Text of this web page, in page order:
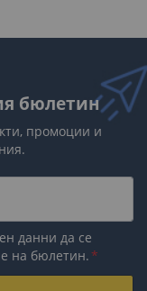
бюлетин
промоции и
данни да се
на бюлетин.